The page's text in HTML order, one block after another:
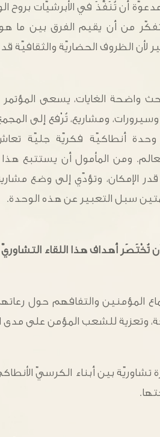
أن تُنَفَّذَ في الأبرشيّات بروح
من أن يقيم الفرق بين ما
لأن الظروف الحضاريّة
واضحة الغايات، يسعى
ومشاريع، تُرْفع إلى
أنطاكيّة فكريّة جليّة
ومن المأمول أن يستتبع
الإمكان، وتؤدّي إلى وضع
سبل التعبير عن هذه الوحدة.
تُخْتَصَر أهداف هذا اللقاء التشاوريّ
المؤمنين والتفافهم حول
وتعزية للشعب المؤمن على مدى
تشاوريّة بين أبناء الكرسيّ